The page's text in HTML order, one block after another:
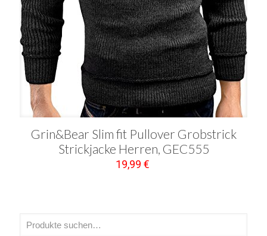
Grin&Bear Slim fit Pullover Grobstrick
Strickjacke Herren, GEC555
19,99 €